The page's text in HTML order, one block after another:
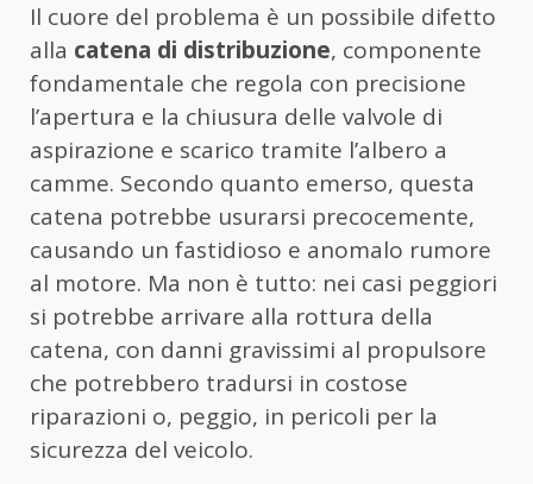
Il cuore del problema è un possibile difetto
alla catena di distribuzione, componente
fondamentale che regola con precisione
l’apertura e la chiusura delle valvole di
aspirazione e scarico tramite l’albero a
camme. Secondo quanto emerso, questa
catena potrebbe usurarsi precocemente,
causando un fastidioso e anomalo rumore
al motore. Ma non è tutto: nei casi peggiori
si potrebbe arrivare alla rottura della
catena, con danni gravissimi al propulsore
che potrebbero tradursi in costose
riparazioni o, peggio, in pericoli per la
sicurezza del veicolo.